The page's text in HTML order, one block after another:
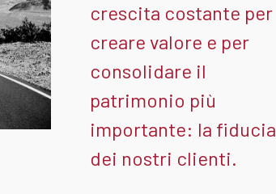
crescita costante per
creare valore e per
consolidare il
patrimonio più
importante: la fiducia
dei nostri clienti.